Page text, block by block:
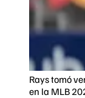
Rays tomó
en la MLB